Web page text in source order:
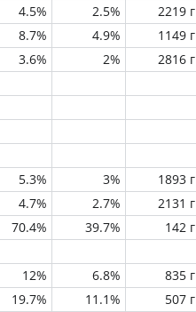
4.5% 2.5%
2219 г
8.7% 4.9%
1149 г
3.6% 2% 2816 г
5.3% 3%
1893 г
4.7% 2.7%
2131 г
70.4% 39.7%
142 г
12% 6.8%
835 г
19.7% 11.1%
507 г